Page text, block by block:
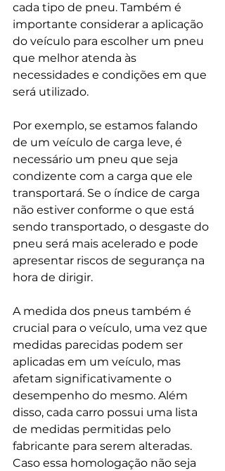
cada tipo de pneu. Também é
importante considerar a aplicação
do veículo para escolher um pneu
que melhor atenda às
necessidades e condições em que
será utilizado.
Por exemplo, se estamos falando
de um veículo de carga leve, é
necessário um pneu que seja
condizente com a carga que ele
transportará. Se o índice de carga
não estiver conforme o que está
sendo transportado, o desgaste do
pneu será mais acelerado e pode
apresentar riscos de segurança na
hora de dirigir.
A medida dos pneus também é
crucial para o veículo, uma vez que
medidas parecidas podem ser
aplicadas em um veículo, mas
afetam significativamente o
desempenho do mesmo. Além
disso, cada carro possui uma lista
de medidas permitidas pelo
fabricante para serem alteradas.
Caso essa homologação não seja